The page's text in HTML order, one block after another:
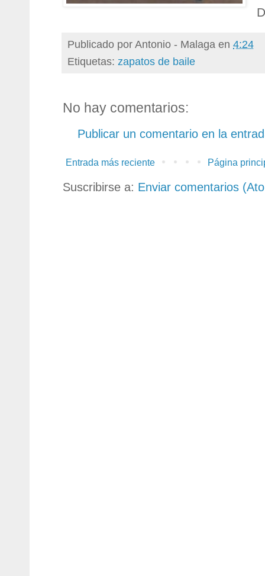
Publicado porAntonio - Malaga en 4:24
Etiquetas: zapatos de baile
No hay comentarios:
Publicar un comentario en la
Entrada más reciente Página
Suscribirse a: Enviar comentarios